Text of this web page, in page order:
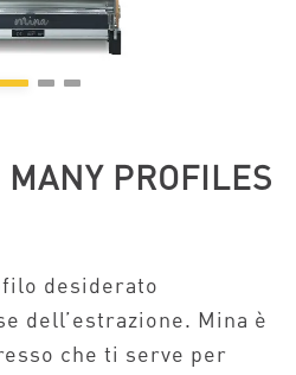
PROFILES
desiderato
dell’estrazione. Mina è
che ti serve per